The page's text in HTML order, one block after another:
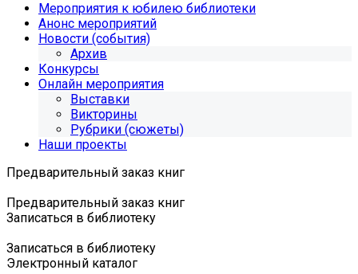
Мероприятия к юбилею библиотеки
Анонс мероприятий
Новости (события)
Архив
Конкурсы
Онлайн мероприятия
Выставки
Викторины
Рубрики (сюжеты)
Наши проекты
Предварительный заказ книг
Предварительный заказ книг
Записаться в библиотеку
Записаться в библиотеку
Электронный каталог